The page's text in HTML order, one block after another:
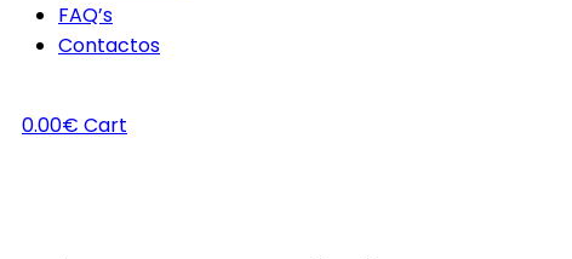
FAQ’s
Contactos
0.00€ Cart